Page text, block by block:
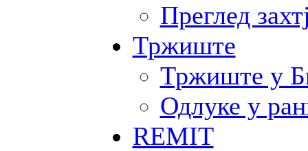
Преглед
Тржиште
Тржиште у
Одлуке у
REMIT